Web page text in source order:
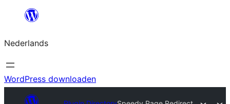
de
inhoud
Nederlands
WordPress downloaden